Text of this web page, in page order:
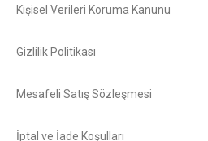
Kişisel Verileri Koruma Kanunu
Gizlilik Politikası
Mesafeli Satış Sözleşmesi
İptal ve İade Koşulları